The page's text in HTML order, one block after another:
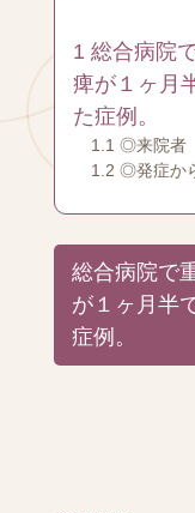
1 総合病院
痺が１ヶ月
た症例。
1.1 ◎来院者
1.2 ◎発症か
総合病院で
が１ヶ月半
症例。